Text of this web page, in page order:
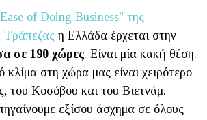
of Doing Business" της
Τράπεζας η Ελλάδα έρχεται στην
σε 190 χώρες. Είναι μία κακή θέση.
κλίμα στη χώρα μας είναι χειρότερο
του Κοσόβου και του Βιετνάμ.
εξίσου άσχημα σε όλους